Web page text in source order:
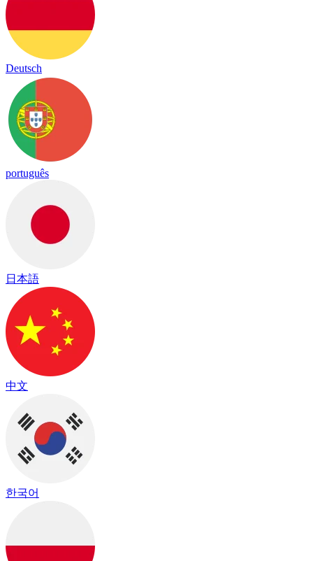
Deutsch
português
日本語
中文
한국어